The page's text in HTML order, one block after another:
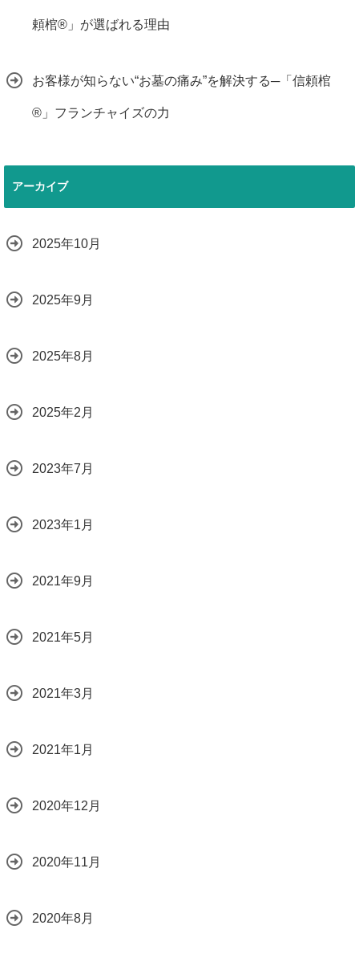
頼棺®」が選ばれる理由
お客様が知らない“お墓の痛み”を解決する─「信頼棺
®」フランチャイズの力
アーカイブ
2025年10月
2025年9月
2025年8月
2025年2月
2023年7月
2023年1月
2021年9月
2021年5月
2021年3月
2021年1月
2020年12月
2020年11月
2020年8月